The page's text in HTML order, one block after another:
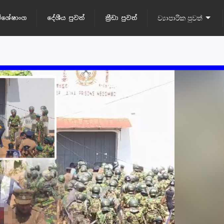
දේශීය පුවත් ක්‍රීඩා පුවත් ව්‍යාපාරික පුවත්